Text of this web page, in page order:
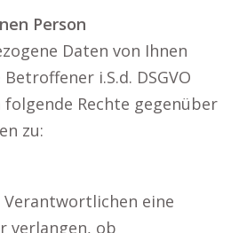
Person
Daten von Ihnen
i.S.d. DSGVO
Rechte gegenüber
zu:
Verantwortlichen eine
verlangen, ob